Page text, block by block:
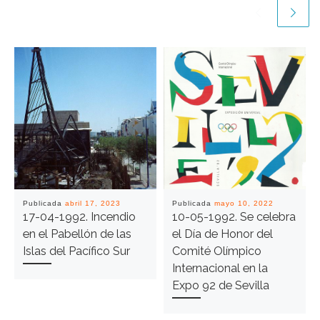
Publicada abril 17, 2023
17-04-1992. Incendio
en el Pabellón de las
Islas del Pacífico Sur
Publicada mayo 10, 2022
10-05-1992. Se celebra
el Día de Honor del
Comité Olímpico
Internacional en la
Expo 92 de Sevilla